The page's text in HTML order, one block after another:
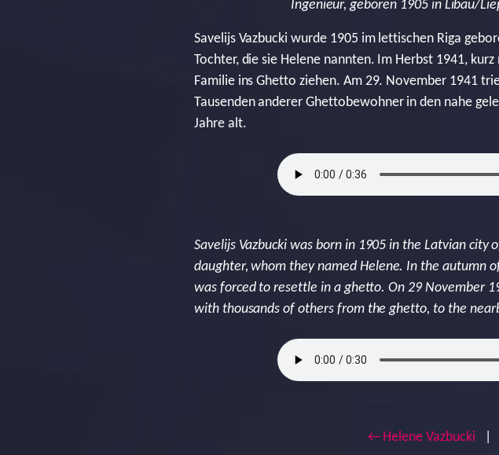
Ingenieur, geboren 1905 in Libau/
Savelijs Vazbucki wurde 1905 im lettischen Riga
Tochter, die sie Helene nannten. Im Herbst 1941,
Familie ins Ghetto ziehen. Am 29. November 1941
Tausenden anderer Ghettobewohner in den nahe
Jahre alt.
Savelijs Vazbucki was born in 1905 in the Latvian
daughter, whom they named Helene. In the autumn
was forced to resettle in a ghetto. On 29 November
with thousands of others from the ghetto, to the
← Helene Vazbucki